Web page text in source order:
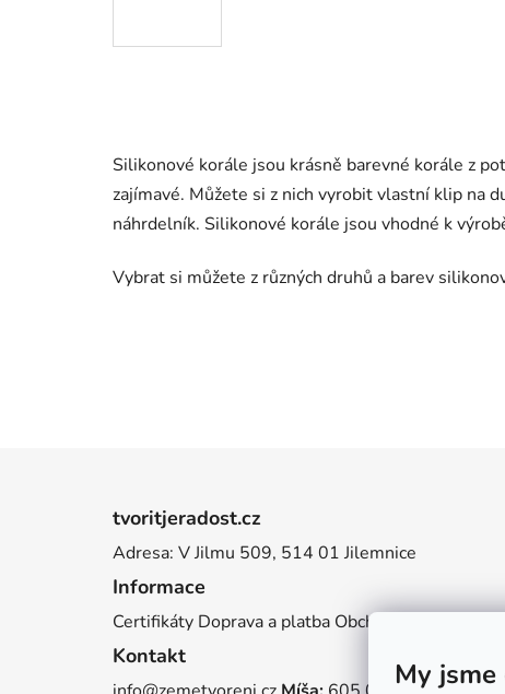
My jsme
Silikonové korále jsou krásně barevné korále z
zajímavé. Můžete si z nich vyrobit vlastní klip na
náhrdelník. Silikonové korále jsou vhodné k
Vybrat si můžete z různých druhů a barev
tvoritjeradost.cz
Adresa: V Jilmu 509, 514 01 Jilemnice
Informace
Certifikáty Doprava a platba Obchodní podmínky
Kontakt